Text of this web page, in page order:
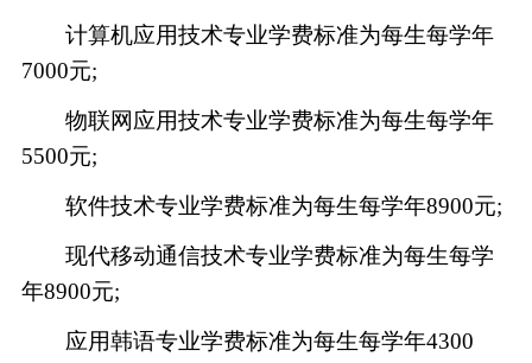
计算机应用技术专业学费标准为每生每学年
7000元;
物联网应用技术专业学费标准为每生每学年
5500元;
软件技术专业学费标准为每生每学年8900元;
现代移动通信技术专业学费标准为每生每学
年8900元;
应用韩语专业学费标准为每生每学年4300